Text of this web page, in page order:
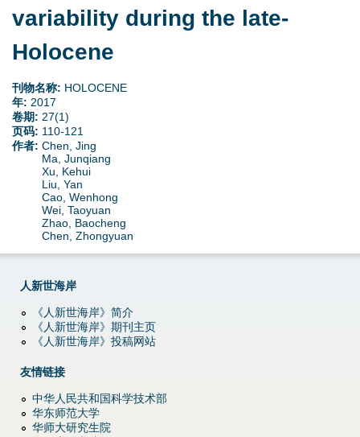
o
p
d
o
w
e
variability during the late-
Holocene
刊物名称: HOLOCENE
年: 2017
卷期: 27(1)
页码: 110-121
作者: Chen, Jing
Ma, Junqiang
Xu, Kehui
Liu, Yan
Cao, Wenhong
Wei, Taoyuan
Zhao, Baocheng
Chen, Zhongyuan
人新世海岸
《人新世海岸》简介
《人新世海岸》期刊主页
《人新世海岸》投稿网站
友情链接
中华人民共和国科学技术部
华东师范大学
华师大研究生院